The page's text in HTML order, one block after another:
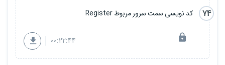
74 کد نویسی سمت سرور مربوط Register
00:22:44